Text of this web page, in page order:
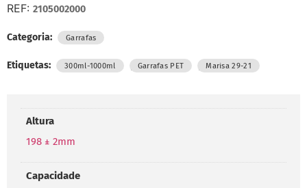
REF: 2105002000
Categoria: Garrafas
Etiquetas: 300ml-1000ml , Garrafas PET Marisa 29-21
Altura
198 ± 2mm
Capacidade